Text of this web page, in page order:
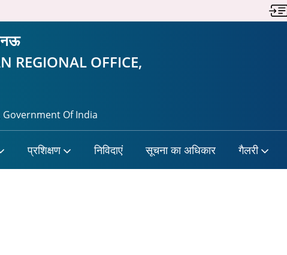
REGIONAL OFFICE,
Of India
प्रशिक्षण निविदाएं सूचना का अधिकार गैलरी